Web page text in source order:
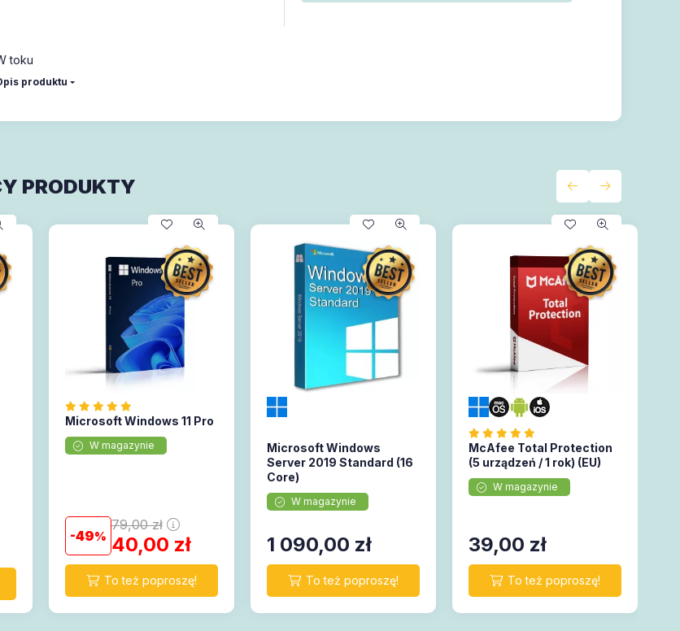
toku
produktu
PRODUKTY
Microsoft Windows 11 Pro
W magazynie
49
79,00zł
40,00 zł
Microsoft Windows
Server 2019 Standard (16
Core)
W magazynie
1 090,00 zł
McAfee Total Protection
(5 urządzeń / 1 rok) (EU)
W magazynie
39,00 zł